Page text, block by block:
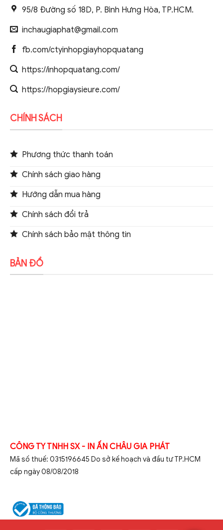
95/8 Đường số 18D, P. Bình Hưng Hòa, TP.HCM.
inchaugiaphat@gmail.com
fb.com/ctyinhopgiayhopquatang
https://inhopquatang.com/
https://hopgiaysieure.com/
CHÍNH SÁCH
Phương thức thanh toán
Chính sách giao hàng
Hướng dẫn mua hàng
Chính sách đổi trả
Chính sách bảo mật thông tin
BẢN ĐỒ
CÔNG TY TNHH SX - IN ẤN CHÂU GIA PHÁT
Mã số thuế: 0315196645 Do sở kế hoạch và đầu tư TP.HCM
cấp ngày 08/08/2018